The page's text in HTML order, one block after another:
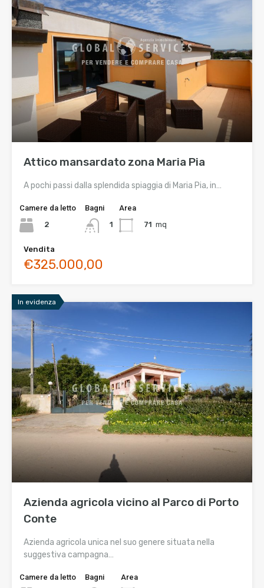
Attico mansardato zona Maria Pia
A pochi passi dalla splendida spiaggia di Maria Pia, in…
Camere da letto
2
Bagni
1
Area
71 mq
Vendita
€325.000,00
In evidenza
Azienda agricola vicino al Parco di Porto
Conte
Azienda agricola unica nel suo genere situata nella
suggestiva campagna…
Camere da letto
Bagni
Area